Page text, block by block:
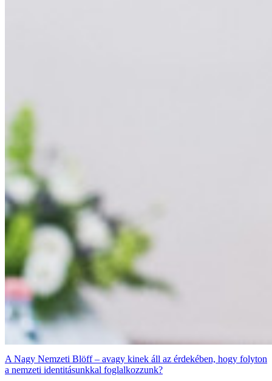
A Nagy Nemzeti Blöff – avagy kinek áll az érdekében, hogy folyton
a nemzeti identitásunkkal foglalkozzunk?